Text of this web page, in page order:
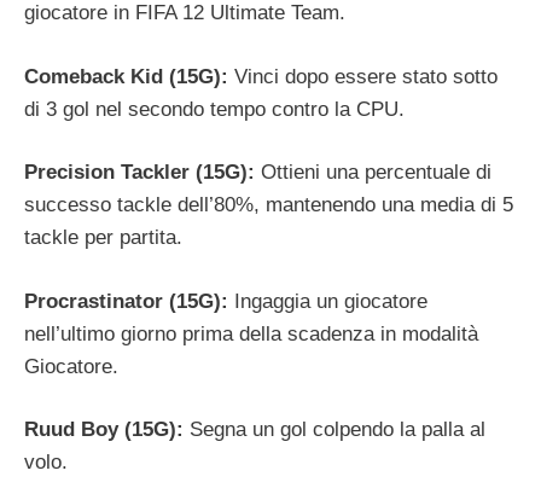
giocatore in FIFA 12 Ultimate Team.
Comeback Kid (15G): Vinci dopo essere stato sotto
di 3 gol nel secondo tempo contro la CPU.
Precision Tackler (15G): Ottieni una percentuale di
successo tackle dell’80%, mantenendo una media di 5
tackle per partita.
Procrastinator (15G): Ingaggia un giocatore
nell’ultimo giorno prima della scadenza in modalità
Giocatore.
Ruud Boy (15G): Segna un gol colpendo la palla al
volo.